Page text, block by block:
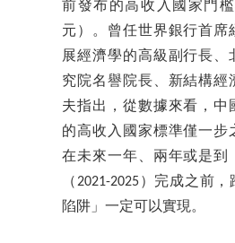
前發布的高收入國家門檻
元）。曾任世界銀行首席
展經濟學的高級副行長、
究院名譽院長、新結構經
夫指出，從數據來看，中
的高收入國家標準僅一步
在未來一年、兩年或是到
（2021-2025）完成之前
陷阱」一定可以實現。